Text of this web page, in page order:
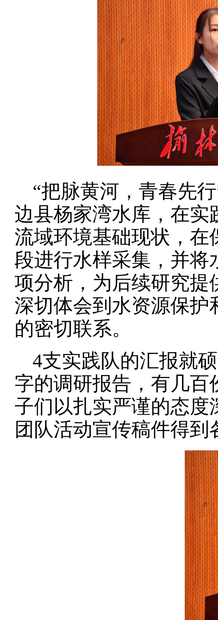
“把脉黄河，青春先
边县杨家湾水库，在
流域环境基础现状，在
段进行水样采集，并将
项分析，为后续研究提
深切体会到水资源保护
的密切联系。
4支实践队的汇报就
字的调研报告，有几
子们以扎实严谨的态度
团队活动宣传稿件得到